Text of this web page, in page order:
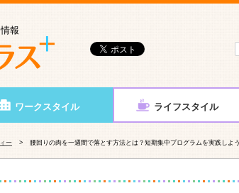
報
ワークスタイル ライフスタイル
ー 腰回りの肉を一週間で落とす方法とは？短期集中プログラムを実践しよう